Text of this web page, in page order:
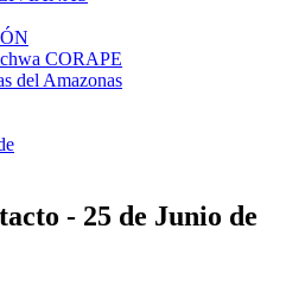
CORAPE
del Amazonas
- 25 de Junio de